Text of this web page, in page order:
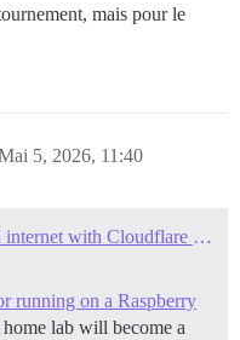
mais pour le
5, 2026, 11:40
Install Discourse on a residential internet with Cloudflare Tunnel
running on a Raspberry
lab will become a